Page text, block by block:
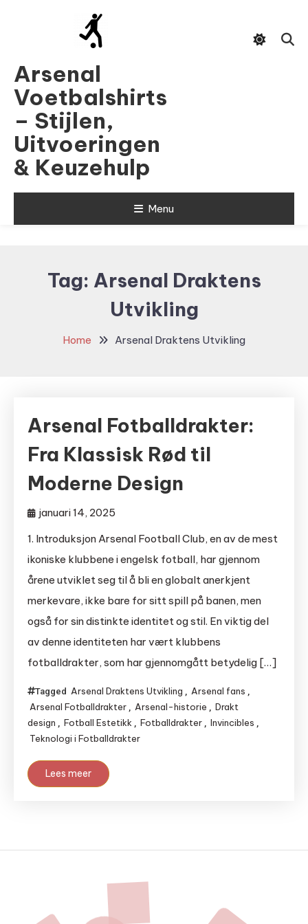
Arsenal
Voetbalshirts
– Stijlen,
Uitvoeringen
& Keuzehulp
Menu
Tag: Arsenal Draktens
Utvikling
Home Arsenal Draktens Utvikling
Arsenal Fotballdrakter:
Fra Klassisk Rød til
Moderne Design
januari 14, 2025
1. Introduksjon Arsenal Football Club, en av de mest
ikoniske klubbene i engelsk fotball, har gjennom
årene utviklet seg til å bli en globalt anerkjent
merkevare, ikke bare for sitt spill på banen, men
også for sin distinkte identitet og stil. En viktig del
av denne identiteten har vært klubbens
fotballdrakter, som har gjennomgått betydelig […]
Tagged Arsenal Draktens Utvikling , Arsenal fans ,
Arsenal Fotballdrakter , Arsenal-historie , Drakt
design , Fotball Estetikk , Fotballdrakter , Invincibles ,
Teknologi i Fotballdrakter
Lees meer